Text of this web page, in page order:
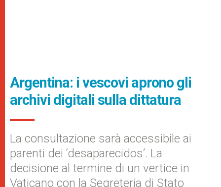
Argentina: i vescovi aprono gli
archivi digitali sulla dittatura
La consultazione sarà accessibile ai
parenti dei ‘desaparecidos’. La
decisione al termine di un vertice in
Vaticano con la Segreteria di Stato